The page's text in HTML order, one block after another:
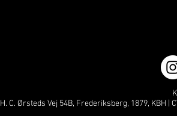
H. C. Ørsteds Vej 54B, Frederiksberg, 1879, KBH |